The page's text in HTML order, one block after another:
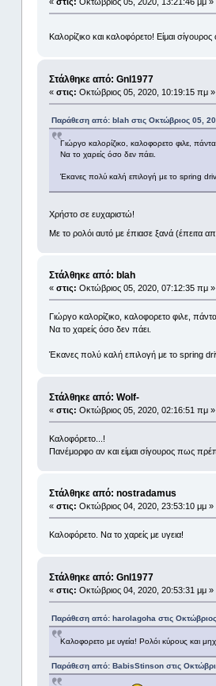
Καλορίζικο και καλοφόρετο! Είμαι
Στάλθηκε από: Gnl1977
« στις: Οκτώβριος 05, 2020, 10:19:15 πμ »
Παράθεση από: blah στις Οκτώβριος 05,
Γιώργο καλορίζικο, καλοφορετο φιλε, πάντα
Να το χαρείς όσο δεν πάει.
Έκανες πολύ καλή επιλογή με το spring
Χρήστο σε ευχαριστώ!
Με το ρολόι αυτό με έπιασε ξανά (έπειτα
Στάλθηκε από: blah
« στις: Οκτώβριος 05, 2020, 07:12:35 πμ »
Γιώργο καλορίζικο, καλοφορετο φιλε,
Να το χαρείς όσο δεν πάει.
Έκανες πολύ καλή επιλογή με το spring
Στάλθηκε από: Wolf-
« στις: Οκτώβριος 05, 2020, 02:16:51 πμ »
Καλοφόρετο...!
Πανέμορφο αν και είμαι σίγουρος πως
Στάλθηκε από: nostradamus
« στις: Οκτώβριος 04, 2020, 23:53:10 μμ »
Καλοφόρετο. Να το χαρείς με υγεια!
Στάλθηκε από: Gnl1977
« στις: Οκτώβριος 04, 2020, 20:53:31 μμ »
Παράθεση από: harolagoha στις
Καλοφορετο με υγεία! Ρολόι κύρους και
Παράθεση από: BabisStinson στις